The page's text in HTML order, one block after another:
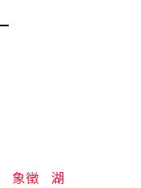
象徵 湖